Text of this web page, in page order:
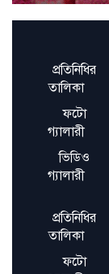
প্রতিনিধির
তালিকা
ফটো
গ্যালারী
ভিডিও
গ্যালারী
প্রতিনিধির
তালিকা
ফটো